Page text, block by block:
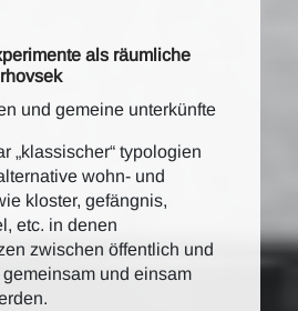
als räumliche
und gemeine unterkünfte
„klassischer“ typologien
wohn- und
kloster, gefängnis,
etc. in denen
zwischen öffentlich und
und einsam